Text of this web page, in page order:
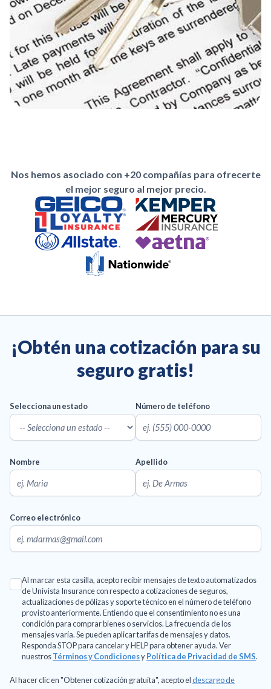
Nos hemos asociado con +20 compañías para ofrecerte
el mejor seguro al mejor precio.
¡Obtén una cotización para su
seguro gratis!
Selecciona un estado Número de teléfono
Nombre Apellido
Correo electrónico
Al marcar esta casilla, acepto recibir mensajes de texto automatizados
de Univista Insurance con respecto a cotizaciones de seguros,
actualizaciones de pólizas y soporte técnico en el número de teléfono
provisto anteriormente. Entiendo que el consentimiento no es una
condición para comprar bienes o servicios. La frecuencia de los
mensajes varía. Se pueden aplicar tarifas de mensajes y datos.
Responda STOP para cancelar y HELP para obtener ayuda. Ver
nuestrosTérminos y CondicionesyPolítica de Privacidad de SMS.
Al hacer clic en "Obtener cotización gratuita", acepto eldescargo de